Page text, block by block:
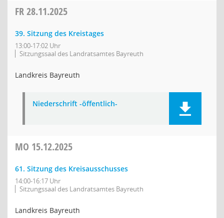
FR28.11.2025
39. Sitzung des Kreistages
13:00-17:02 Uhr
Sitzungssaal des Landratsamtes Bayreuth
Landkreis Bayreuth
Niederschrift -öffentlich-
MO 15.12.2025
61. Sitzung des Kreisausschusses
14:00-16:17 Uhr
Sitzungssaal des Landratsamtes Bayreuth
Landkreis Bayreuth